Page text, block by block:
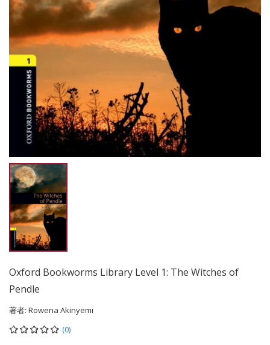
Oxford Bookworms Library Level 1: The Witches of
Pendle
著者: Rowena Akinyemi
(0)